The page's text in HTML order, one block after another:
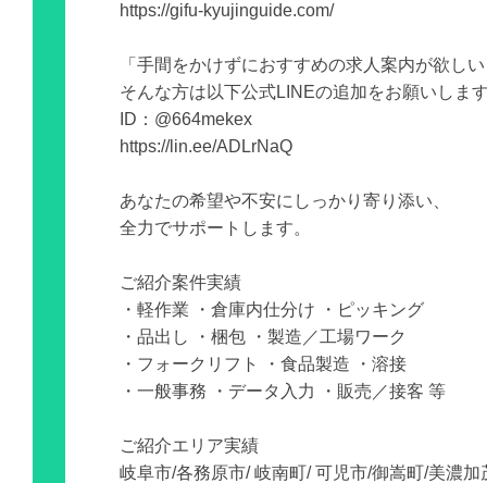
https://gifu-kyujinguide.com/
「手間をかけずにおすすめの求人案内が欲し
そんな方は以下公式LINEの追加をお願いしま
ID：@664mekex
https://lin.ee/ADLrNaQ
あなたの希望や不安にしっかり寄り添い、
全力でサポートします。
ご紹介案件実績
・軽作業 ・倉庫内仕分け ・ピッキング
・品出し ・梱包 ・製造／工場ワーク
・フォークリフト ・食品製造 ・溶接
・一般事務 ・データ入力 ・販売／接客 等
ご紹介エリア実績
岐阜市/各務原市/ 岐南町/ 可児市/御嵩町/美濃加